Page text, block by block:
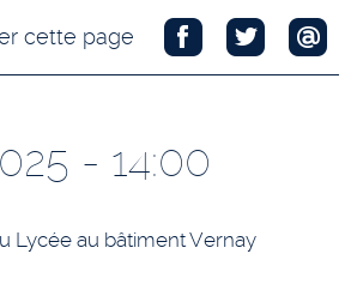
cette page
- 14:00
Lycée au bâtiment Vernay